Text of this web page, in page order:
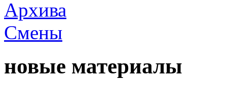
новые материалы